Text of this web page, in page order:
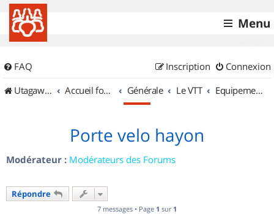
Menu
FAQ Connexion
Inscription
UtagawaVTT (Randos VTT et VTTAE avec traces GPS)
Accueil forum Générale Le VTT Equipements et Accessoires
Porte velo hayon
Modérateur : Modérateurs des Forums
Répondre
7 messages • Page 1 sur 1